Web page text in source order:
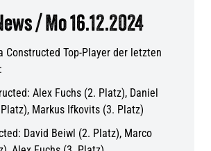
/ Mo 16.12.2024
Constructed Top-Player der letzten
Alex Fuchs (2. Platz), Daniel
Markus Ifkovits (3. Platz)
David Beiwl (2. Platz), Marco